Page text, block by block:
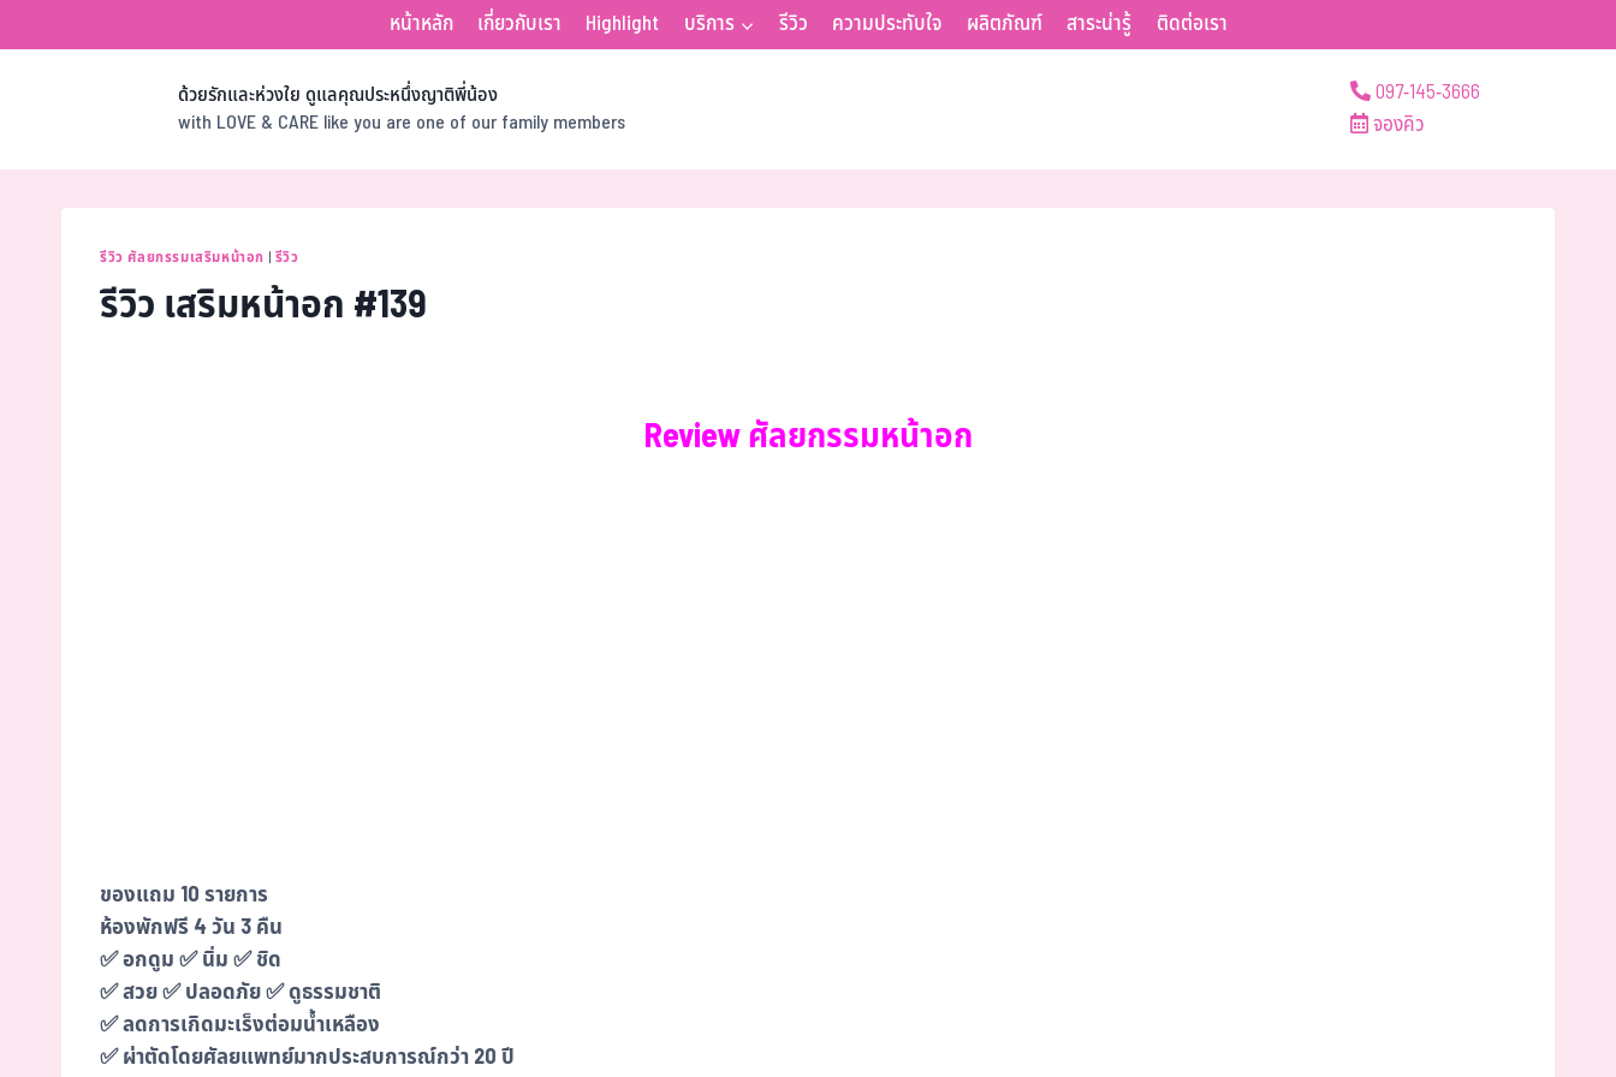
หน้าหลัก เกี่ยวกับเรา Highlight บริการ รีวิว ความประทับใจ ผลิตภัณฑ์ สาระน่ารู้ ติดต่อเรา
ด้วยรักและห่วงใย ดูแลคุณประหนึ่งญาติพี่น้อง
with LOVE & CARE like you are one of our family members
097-145-3666
จองคิว
รีวิว ศัลยกรรมเสริมหน้าอก | รีวิว
รีวิว เสริมหน้าอก #139
Review ศัลยกรรมหน้าอก
ของแถม 10 รายการ
ห้องพักฟรี 4 วัน 3 คืน
✅ อกดูม ✅ นิ่ม ✅ ชิด
✅ สวย ✅ ปลอดภัย ✅ ดูธรรมชาติ
✅ ลดการเกิดมะเร็งต่อมน้ำเหลือง
✅ ผ่าตัดโดยศัลยแพทย์มากประสบการณ์กว่า 20 ปี